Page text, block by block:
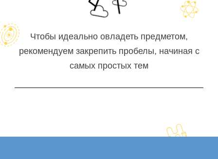
Чтобы идеально овладеть предметом,
рекомендуем закрепить пробелы, начиная с
самых простых тем